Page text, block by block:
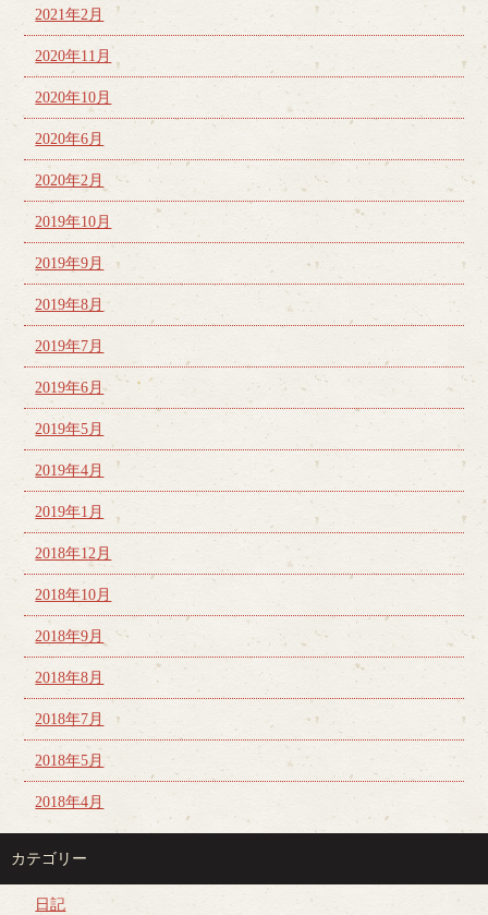
2021年2月
2020年11月
2020年10月
2020年6月
2020年2月
2019年10月
2019年9月
2019年8月
2019年7月
2019年6月
2019年5月
2019年4月
2019年1月
2018年12月
2018年10月
2018年9月
2018年8月
2018年7月
2018年5月
2018年4月
カテゴリー
日記